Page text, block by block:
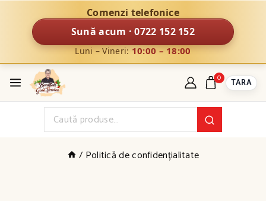
Comenzi telefonice
Sună acum · 0722 152 152
Luni – Vineri:10:00 – 18:00
0 TARA
/ Politică de confidențialitate